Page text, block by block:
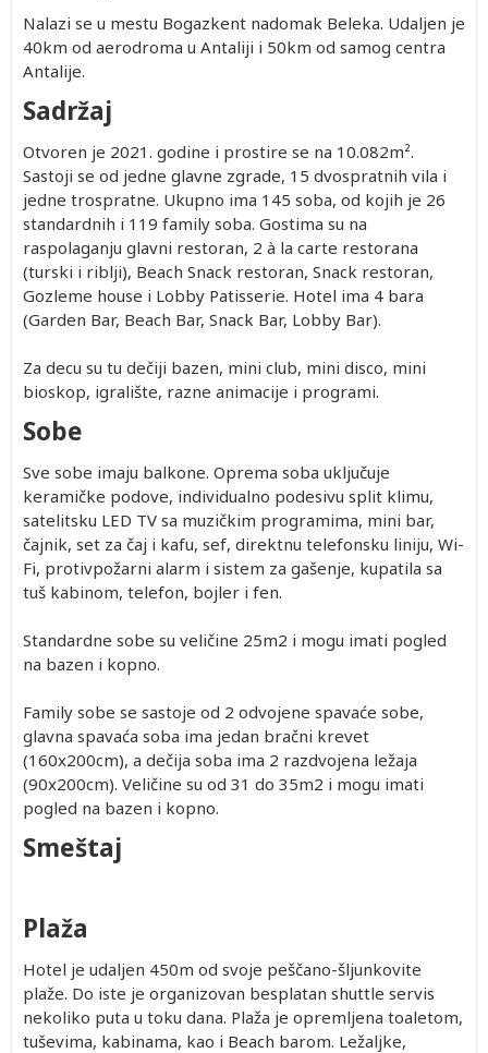
Nalazi se u mestu Bogazkent nadomak Beleka. Udaljen je
40km od aerodroma u Antaliji i 50km od samog centra
Antalije.
Sadržaj
Otvoren je 2021. godine i prostire se na 10.082m².
Sastoji se od jedne glavne zgrade, 15 dvospratnih vila i
jedne trospratne. Ukupno ima 145 soba, od kojih je 26
standardnih i 119 family soba. Gostima su na
raspolaganju glavni restoran, 2 à la carte restorana
(turski i riblji), Beach Snack restoran, Snack restoran,
Gozleme house i Lobby Patisserie. Hotel ima 4 bara
(Garden Bar, Beach Bar, Snack Bar, Lobby Bar).
Za decu su tu dečiji bazen, mini club, mini disco, mini
bioskop, igralište, razne animacije i programi.
Sobe
Sve sobe imaju balkone. Oprema soba uključuje
keramičke podove, individualno podesivu split klimu,
satelitsku LED TV sa muzičkim programima, mini bar,
čajnik, set za čaj i kafu, sef, direktnu telefonsku liniju, Wi-
Fi, protivpožarni alarm i sistem za gašenje, kupatila sa
tuš kabinom, telefon, bojler i fen.
Standardne sobe su veličine 25m2 i mogu imati pogled
na bazen i kopno.
Family sobe se sastoje od 2 odvojene spavaće sobe,
glavna spavaća soba ima jedan bračni krevet
(160x200cm), a dečija soba ima 2 razdvojena ležaja
(90x200cm). Veličine su od 31 do 35m2 i mogu imati
pogled na bazen i kopno.
Smeštaj
Plaža
Hotel je udaljen 450m od svoje peščano-šljunkovite
plaže. Do iste je organizovan besplatan shuttle servis
nekoliko puta u toku dana. Plaža je opremljena toaletom,
tuševima, kabinama, kao i Beach barom. Ležaljke,